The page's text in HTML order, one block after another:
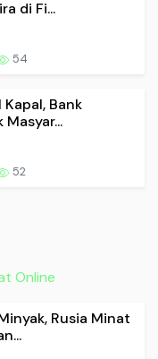
di Fi...
54
Kapal, Bank
52
Online
Rusia Minat